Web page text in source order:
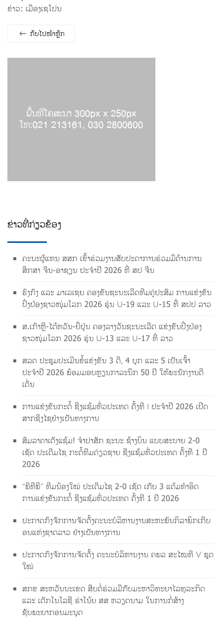
​ຂ່າວ: ເມືອງເຊໂປນ
ກັບ​ໄປ​ໜ້າຫຼັກ
ຂ່າວ​ທີ່​ກ່ຽວ​ຂ້ອງ
ຄະນະຜູ້ແທນ ສສກ ເຂົ້າຮ່ວມງານສັບປະດາການຮ່ວມມືດ້ານການ
ສຶກສາ ຈີນ-ອາຊຽນ ປະຈຳປີ 2026 ທີ່ ສປ ຈີນ
ຮົງກົງ ແລະ ມາເລເຊຍ ຄອງຂັນຊະນະເລີດທີມຄູ່ປະສົມ ການແຂ່ງຂັນ
ປິ່ງປ່ອງຊາວໜຸ່ມໂລກ 2026 ຮຸ່ນ U-19 ແລະ U-15 ທີ່ ສປປ ລາວ
ສ.ເກົາຫຼີ-ໄຕ້ຫວັນ-ຍີ່ປຸ່ນ ຄອງລາງວັນຊະນະເລີດ ແຂ່ງຂັນປິ່ງປ່ອງ
ຊາວໜຸ່ມໂລກ 2026 ຮຸ່ນ U-13 ແລະ U-17 ທີ່ ລາວ
ສລດ ປະຊຸມປະເມີນຂໍ້ແຂ່ງຂັນ 3 ດີ, 4 ບຸກ ແລະ 5 ເປັນເຈົ້າ
ປະຈຳປີ 2026 ພ້ອມມອບຫຼຽນກາລະນຶກ 50 ປີ ໃຫ້ພະນັກງານດີ
ເດັ່ນ
ການແຂ່ງຂັນກະຕໍ້ ຊີງແຊ້ມທົ່ວປະເທດ ຄັ້ງທີ I ປະຈຳປີ 2026 ເປີດ
ສາກຊີງໄຊຢ່າງເປັນທາງການ
ສົມລາຄາເຕັງແຊ້ມ! ຈຳປາສັກ ຊະນະ ຊ້າງບິນ ແບບສະບາຍ 2-0
ເຊັດ ປະເດີມໄຊ ກະຕໍ້ທີມດ່ຽວຊາຍ ຊີງແຊ້ມທົ່ວປະເທດ ຄັ້ງທີ 1 ປີ
2026
“ພີທີພີ” ທີມນ້ອງໃໝ່ ປະເດີມໄຊ 2-0 ເຊັດ ເກັບ 3 ແຕ້ມທຳອິດ
ການແຂ່ງຂັນກະຕໍ້ ຊີງແຊ້ມທົ່ວປະເທດ ຄັ້ງທີ 1 ປີ 2026
ປະກາດກົງຈັກການຈັດຕັ້ງຄະນະບໍລິຫານງານສະຫະພັນກິລາພິກເກີບ
ອນແຫ່ງຊາດລາວ ຢ່າງເປັນທາງການ
ປະກາດກົງຈັກການຈັດຕັ້ງ ຄະນະບໍລິຫານງານ ຄພລ ສະໄໝທີ V ຊຸດ
ໃໝ່
ສກຂ ສະຫວັນນະເຂດ ສືບຕໍ່ຮ່ວມມືກັບມະຫາວິທະຍາໄລທຸລະກິດ
ແລະ ເຕັກໂນໂລຊີ ຮ່າໂນ້ຍ ສສ ຫວຽດນາມ ໃນການກໍ່ສ້າງ
ຊັບພະຍາກອນມະນຸດ